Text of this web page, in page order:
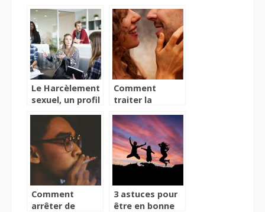
Le Harcèlement
sexuel, un profil
particulier ?
Comment
traiter la
?
Comment
arrêter de
3 astuces pour
être en bonne